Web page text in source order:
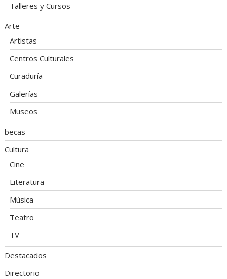
Talleres y Cursos
Arte
Artistas
Centros Culturales
Curaduría
Galerías
Museos
becas
Cultura
Cine
Literatura
Música
Teatro
TV
Destacados
Directorio